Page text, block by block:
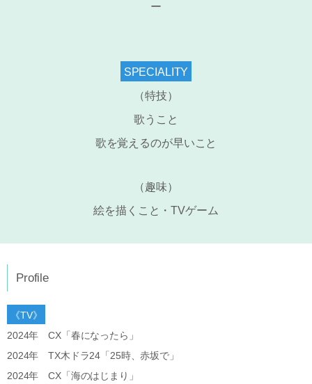
ー
SPECIALITY
（特技）
歌うこと
歌を覚えるのが早いこと
（趣味）
絵を描くこと・TVゲーム
Profile
《TV》
2024年 CX「春になったら」
2024年 TX木ドラ24「25時、赤坂で」
2024年 CX「海のはじまり」